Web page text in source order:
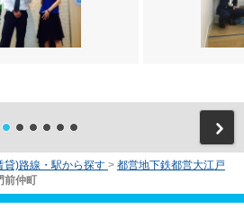
貸)路線・駅から探す > 都営地下鉄都営大江戸
前仲町